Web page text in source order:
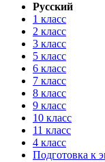
Русский
1 класс
2 класс
3 класс
5 класс
6 класс
7 класс
8 класс
9 класс
10 класс
11 класс
4 класс
Подготовка к